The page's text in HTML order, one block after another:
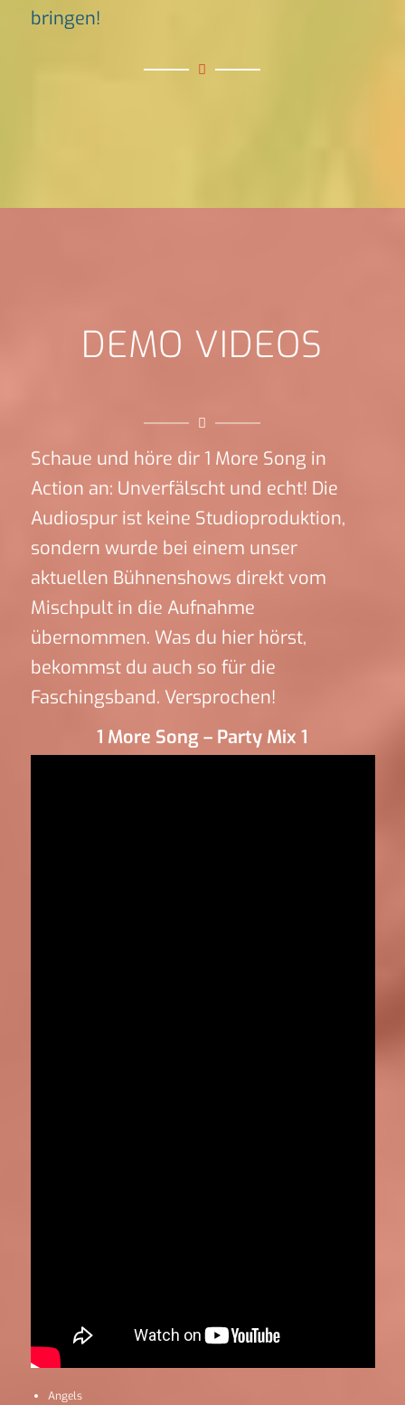
bringen!
DEMO VIDEOS
Schaue und höre dir 1 More Song in
Action an: Unverfälscht und echt! Die
Audiospur ist keine Studioproduktion,
sondern wurde bei einem unser
aktuellen Bühnenshows direkt vom
Mischpult in die Aufnahme
übernommen. Was du hier hörst,
bekommst du auch so für die
Faschingsband. Versprochen!
1 More Song – Party Mix 1
Angels